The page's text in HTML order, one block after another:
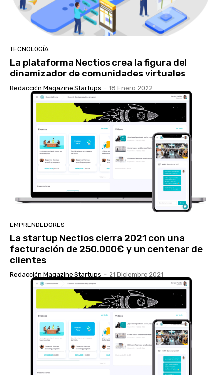
TECNOLOGÍA
La plataforma Nectios crea la figura del
dinamizador de comunidades virtuales
Redacción Magazine Startups - 18 Enero 2022
EMPRENDEDORES
La startup Nectios cierra 2021 con una
facturación de 250.000€ y un centenar de
clientes
Redacción Magazine Startups - 21 Diciembre 2021